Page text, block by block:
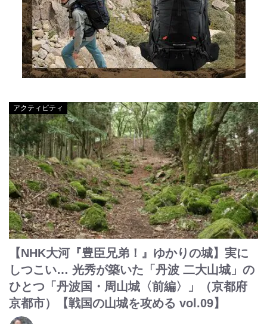
アクティビティ
【NHK大河『豊臣兄弟！』ゆかりの城】実に
しつこい… 光秀が築いた「丹波 二大山城」の
ひとつ「丹波国・周山城〈前編〉」（京都府
京都市）【戦国の山城を攻める vol.09】